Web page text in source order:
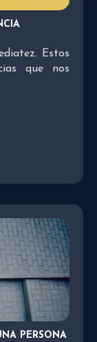
Estos
que nos
PERSONA